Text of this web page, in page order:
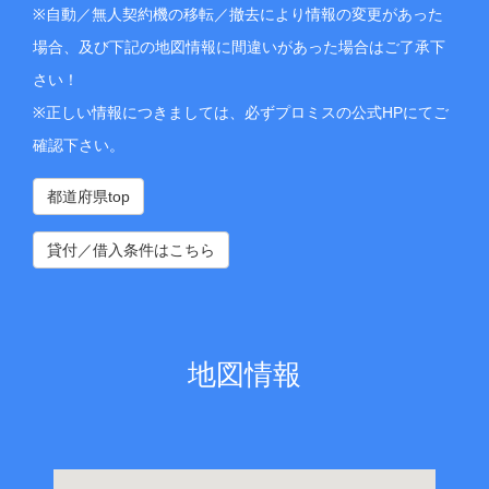
※自動／無人契約機の移転／撤去により情報の変更があった
場合、及び下記の地図情報に間違いがあった場合はご了承下
さい！
※正しい情報につきましては、必ずプロミスの公式HPにてご
確認下さい。
都道府県top
貸付／借入条件はこちら
地図情報